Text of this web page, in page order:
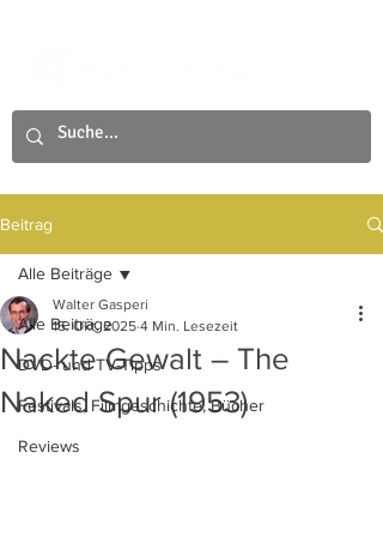
Beitrag
Alle Beiträge
DVD- und TV-Tipps
Festivals, Filmgeschichte, Bücher
Reviews
Alle Beiträge
Nackte Gewalt – The
Naked Spur (1953)
Walter Gasperi
15. Okt. 2025 4 Min. Lesezeit